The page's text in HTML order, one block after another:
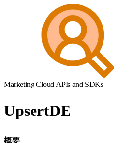
Marketing Cloud APIs and SDKs
UpsertDE
概要